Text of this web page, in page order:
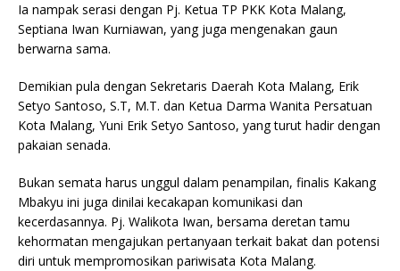
Ia nampak serasi dengan Pj. Ketua TP PKK Kota Malang,
Septiana Iwan Kurniawan, yang juga mengenakan gaun
berwarna sama.
Demikian pula dengan Sekretaris Daerah Kota Malang, Erik
Setyo Santoso, S.T, M.T. dan Ketua Darma Wanita Persatuan
Kota Malang, Yuni Erik Setyo Santoso, yang turut hadir dengan
pakaian senada.
Bukan semata harus unggul dalam penampilan, finalis Kakang
Mbakyu ini juga dinilai kecakapan komunikasi dan
kecerdasannya. Pj. Walikota Iwan, bersama deretan tamu
kehormatan mengajukan pertanyaan terkait bakat dan potensi
diri untuk mempromosikan pariwisata Kota Malang.